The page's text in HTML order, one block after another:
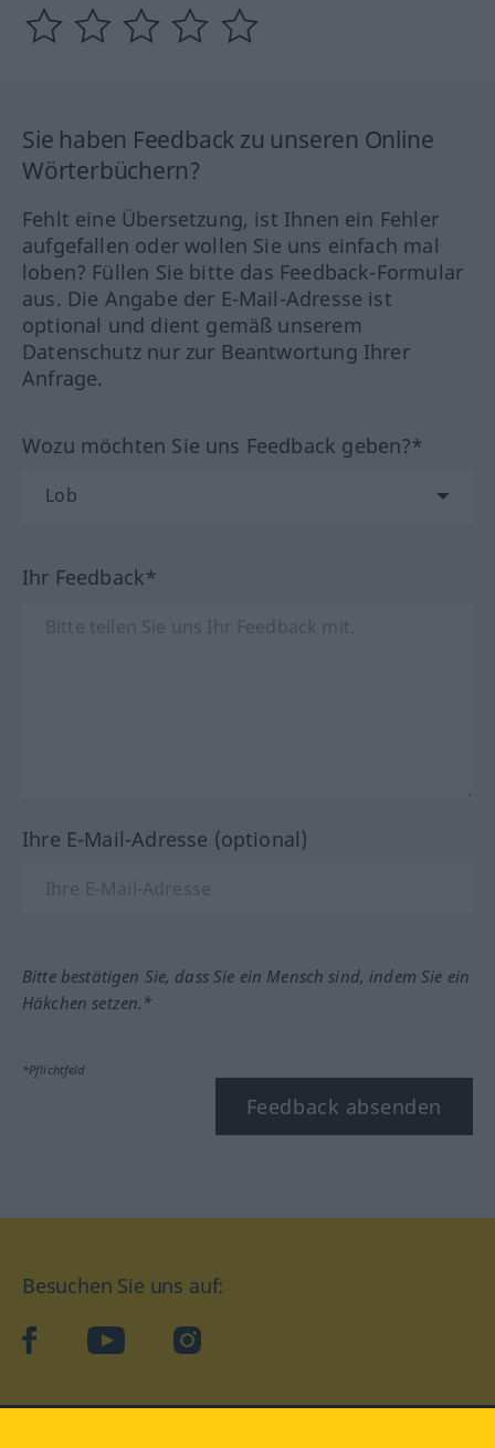
Sie haben Feedback zu unseren Online
Wörterbüchern?
Fehlt eine Übersetzung, ist Ihnen ein Fehler
aufgefallen oder wollen Sie uns einfach mal
loben? Füllen Sie bitte das Feedback-Formular
aus. Die Angabe der E-Mail-Adresse ist
optional und dient gemäß unserem
Datenschutz nur zur Beantwortung Ihrer
Anfrage.
Wozu möchten Sie uns Feedback geben?*
Ihr Feedback*
Ihre E-Mail-Adresse (optional)
Bitte bestätigen Sie, dass Sie ein Mensch sind, indem Sie ein
Häkchen setzen.*
*Pflichtfeld
Feedback absenden
Besuchen Sie uns auf:
facebookYouTube Instagram